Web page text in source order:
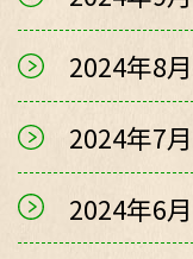
2024年8月
2024年7月
2024年6月